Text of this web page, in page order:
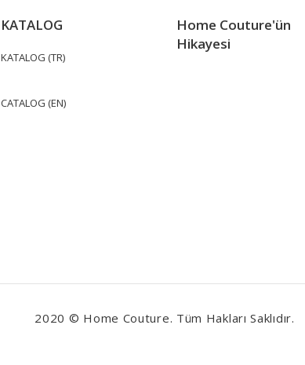
KATALOG
KATALOG (TR)
CATALOG (EN)
Home Couture'ün
Hikayesi
2020 © Home Couture. Tüm Hakları Saklıdır.